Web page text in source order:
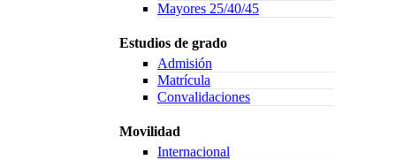
Mayores 25/40/45
Estudios de grado
Admisión
Matrícula
Convalidaciones
Movilidad
Internacional